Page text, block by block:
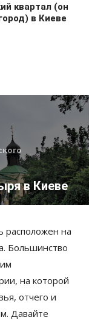
квартал (он
в Киеве
в Киеве
расположен на
Большинство
на которой
отчего и
Давайте